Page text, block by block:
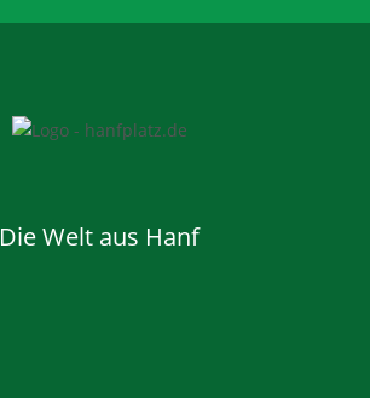
Die Welt aus Hanf